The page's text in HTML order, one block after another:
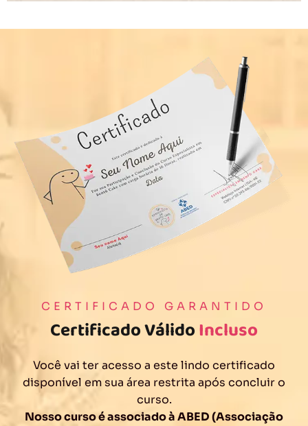
CERTIFICADO GARANTIDO
Certificado VálidoIncluso
Você vai ter acesso a este lindo certificado
disponível em sua área restrita após concluir o
curso.
Nosso curso é associado à ABED (Associação